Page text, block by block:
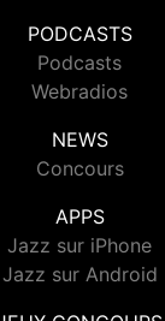
PODCASTS
Podcasts
Webradios
NEWS
Concours
APPS
Jazz sur iPhone
Jazz sur Android